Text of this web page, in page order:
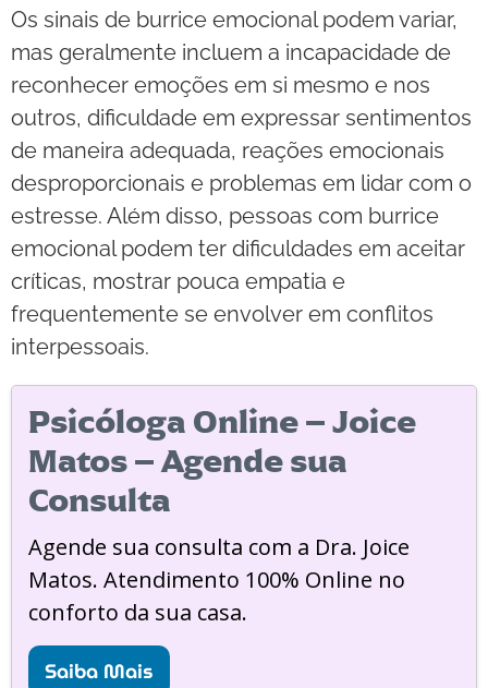
Os sinais de burrice emocional podem variar,
mas geralmente incluem a incapacidade de
reconhecer emoções em si mesmo e nos
outros, dificuldade em expressar sentimentos
de maneira adequada, reações emocionais
desproporcionais e problemas em lidar com o
estresse. Além disso, pessoas com burrice
emocional podem ter dificuldades em aceitar
críticas, mostrar pouca empatia e
frequentemente se envolver em conflitos
interpessoais.
Psicóloga Online – Joice
Matos – Agende sua
Consulta
Agende sua consulta com a Dra. Joice
Matos. Atendimento 100% Online no
conforto da sua casa.
Saiba Mais